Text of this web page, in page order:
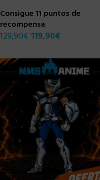
Consigue 11 puntos de
recompensa
129,90€ 119,90€